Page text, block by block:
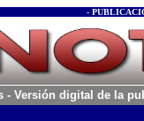
-
- Versión digital de la